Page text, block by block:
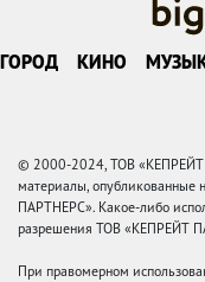
ГОРОД КИНО
© 2000-2024, ТОВ «КЕПРЕЙТ
материалы, опубликованные
ПАРТНЕРС». Какое-либо
разрешения ТОВ «КЕПРЕЙТ
При правомерном